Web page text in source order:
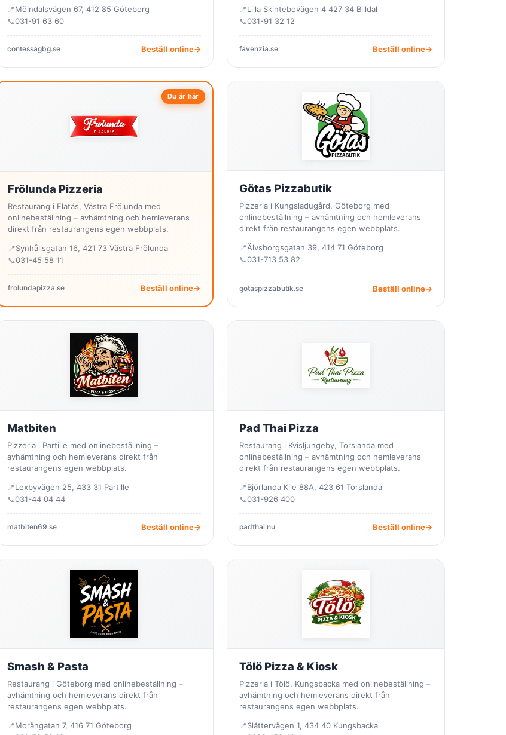
📍Mölndalsvägen 67, 412 85 Göteborg
📞031-91 63 60
contessagbg.se Beställ online
📍Lilla Skintebovägen 4 427 34 Billdal
📞031-91 32 12
favenzia.se Beställ online
Du är här
Frölunda Pizzeria
Restaurang i Flatås, Västra Frölunda med
onlinebeställning – avhämtning och hemleverans
direkt från restaurangens egen webbplats.
📍Synhållsgatan 16, 421 73 Västra Frölunda
📞031-45 58 11
frolundapizza.se Beställ online
Götas Pizzabutik
Pizzeria i Kungsladugård, Göteborg med
onlinebeställning – avhämtning och hemleverans
direkt från restaurangens egen webbplats.
📍Älvsborgsgatan 39, 414 71 Göteborg
📞031-713 53 82
gotaspizzabutik.se Beställ online
Matbiten
Pizzeria i Partille med onlinebeställning –
avhämtning och hemleverans direkt från
restaurangens egen webbplats.
📍Lexbyvägen 25, 433 31 Partille
📞031-44 04 44
matbiten69.se Beställ online
Pad Thai Pizza
Restaurang i Kvisljungeby, Torslanda med
onlinebeställning – avhämtning och hemleverans
direkt från restaurangens egen webbplats.
📍Björlanda Kile 88A, 423 61 Torslanda
📞031-926 400
padthai.nu Beställ online
Smash & Pasta
Restaurang i Göteborg med onlinebeställning –
avhämtning och hemleverans direkt från
restaurangens egen webbplats.
📍Morängatan 7, 416 71 Göteborg
Tölö Pizza & Kiosk
Pizzeria i Tölö, Kungsbacka med onlinebeställning –
avhämtning och hemleverans direkt från
restaurangens egen webbplats.
📍Slåttervägen 1, 434 40 Kungsbacka